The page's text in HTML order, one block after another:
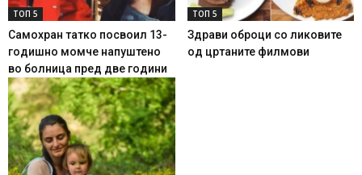
ТОП 5
Самохран татко посвоил 13-
годишно момче напуштено
во болница пред две години
ТОП 5
Здрави оброци со ликовите
од цртаните филмови